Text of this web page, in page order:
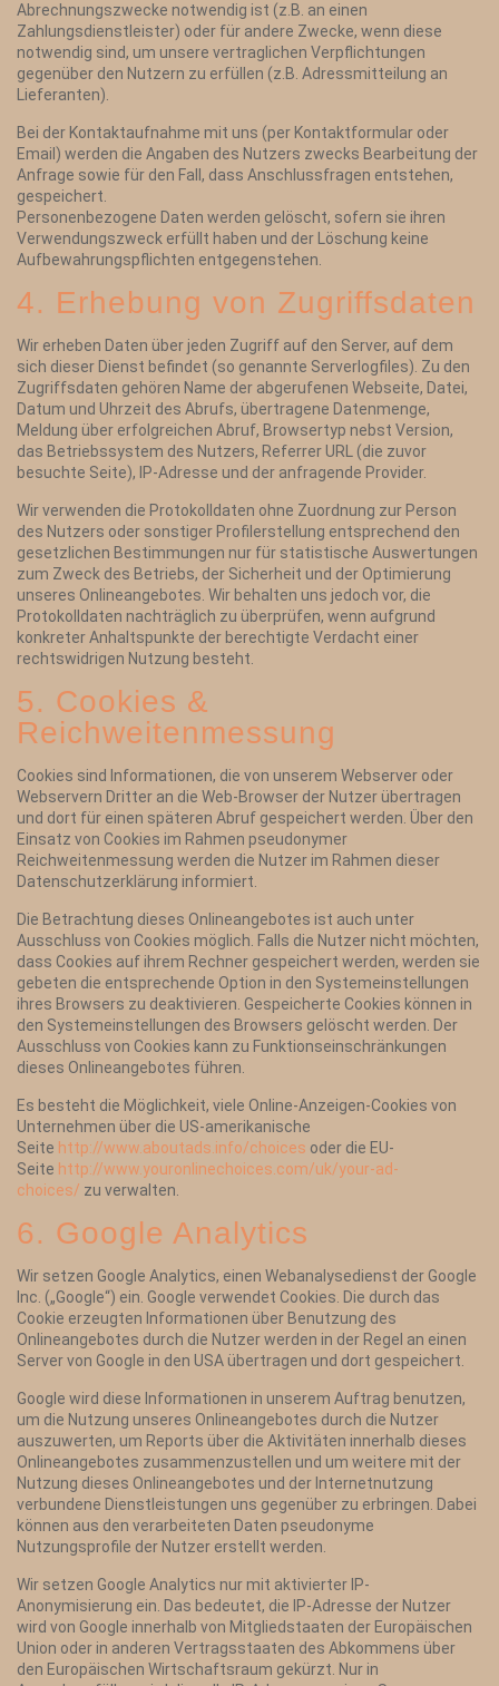
Abrechnungszwecke notwendig ist (z.B. an einen
Zahlungsdienstleister) oder für andere Zwecke, wenn diese
notwendig sind, um unsere vertraglichen Verpflichtungen
gegenüber den Nutzern zu erfüllen (z.B. Adressmitteilung an
Lieferanten).
Bei der Kontaktaufnahme mit uns (per Kontaktformular oder
Email) werden die Angaben des Nutzers zwecks Bearbeitung der
Anfrage sowie für den Fall, dass Anschlussfragen entstehen,
gespeichert.
Personenbezogene Daten werden gelöscht, sofern sie ihren
Verwendungszweck erfüllt haben und der Löschung keine
Aufbewahrungspflichten entgegenstehen.
4. Erhebung von Zugriffsdaten
Wir erheben Daten über jeden Zugriff auf den Server, auf dem
sich dieser Dienst befindet (so genannte Serverlogfiles). Zu den
Zugriffsdaten gehören Name der abgerufenen Webseite, Datei,
Datum und Uhrzeit des Abrufs, übertragene Datenmenge,
Meldung über erfolgreichen Abruf, Browsertyp nebst Version,
das Betriebssystem des Nutzers, Referrer URL (die zuvor
besuchte Seite), IP-Adresse und der anfragende Provider.
Wir verwenden die Protokolldaten ohne Zuordnung zur Person
des Nutzers oder sonstiger Profilerstellung entsprechend den
gesetzlichen Bestimmungen nur für statistische Auswertungen
zum Zweck des Betriebs, der Sicherheit und der Optimierung
unseres Onlineangebotes. Wir behalten uns jedoch vor, die
Protokolldaten nachträglich zu überprüfen, wenn aufgrund
konkreter Anhaltspunkte der berechtigte Verdacht einer
rechtswidrigen Nutzung besteht.
5. Cookies &
Reichweitenmessung
Cookies sind Informationen, die von unserem Webserver oder
Webservern Dritter an die Web-Browser der Nutzer übertragen
und dort für einen späteren Abruf gespeichert werden. Über den
Einsatz von Cookies im Rahmen pseudonymer
Reichweitenmessung werden die Nutzer im Rahmen dieser
Datenschutzerklärung informiert.
Die Betrachtung dieses Onlineangebotes ist auch unter
Ausschluss von Cookies möglich. Falls die Nutzer nicht möchten,
dass Cookies auf ihrem Rechner gespeichert werden, werden sie
gebeten die entsprechende Option in den Systemeinstellungen
ihres Browsers zu deaktivieren. Gespeicherte Cookies können in
den Systemeinstellungen des Browsers gelöscht werden. Der
Ausschluss von Cookies kann zu Funktionseinschränkungen
dieses Onlineangebotes führen.
Es besteht die Möglichkeit, viele Online-Anzeigen-Cookies von
Unternehmen über die US-amerikanische
Seite http://www.aboutads.info/choices oder die EU-
Seite http://www.youronlinechoices.com/uk/your-ad-
choices/ zu verwalten.
6. Google Analytics
Wir setzen Google Analytics, einen Webanalysedienst der Google
Inc. („Google“) ein. Google verwendet Cookies. Die durch das
Cookie erzeugten Informationen über Benutzung des
Onlineangebotes durch die Nutzer werden in der Regel an einen
Server von Google in den USA übertragen und dort gespeichert.
Google wird diese Informationen in unserem Auftrag benutzen,
um die Nutzung unseres Onlineangebotes durch die Nutzer
auszuwerten, um Reports über die Aktivitäten innerhalb dieses
Onlineangebotes zusammenzustellen und um weitere mit der
Nutzung dieses Onlineangebotes und der Internetnutzung
verbundene Dienstleistungen uns gegenüber zu erbringen. Dabei
können aus den verarbeiteten Daten pseudonyme
Nutzungsprofile der Nutzer erstellt werden.
Wir setzen Google Analytics nur mit aktivierter IP-
Anonymisierung ein. Das bedeutet, die IP-Adresse der Nutzer
wird von Google innerhalb von Mitgliedstaaten der Europäischen
Union oder in anderen Vertragsstaaten des Abkommens über
den Europäischen Wirtschaftsraum gekürzt. Nur in